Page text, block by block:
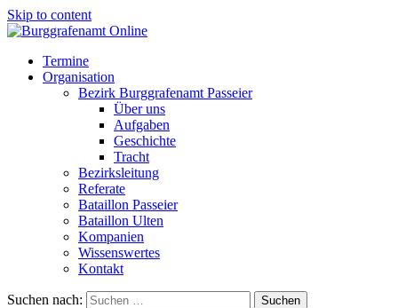
Skip to content
Termine
Organisation
Bezirk Burggrafenamt Passeier
Über uns
Aufgaben
Geschichte
Tracht
Bezirksleitung
Referate
Bataillon Passeier
Bataillon Ulten
Kompanien
Wissenswertes
Kontakt
Suchen nach: